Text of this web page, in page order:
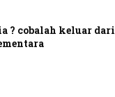
? cobalah keluar dari